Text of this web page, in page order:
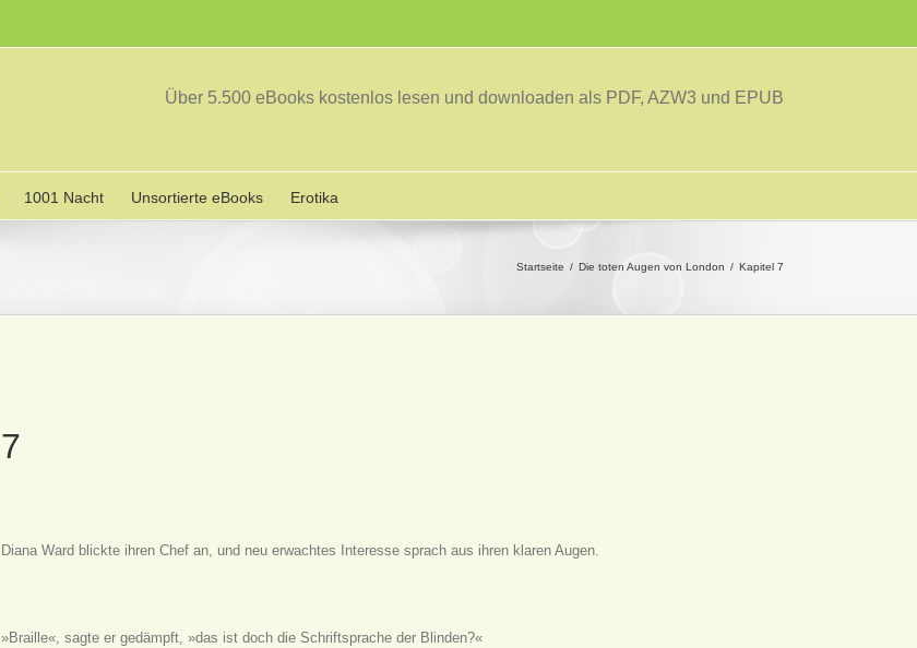
Über 5.500 eBooks kostenlos lesen und downloaden als PDF, AZW3 und EPUB
1001 Nacht Unsortierte eBooks Erotika
Startseite Die toten Augen von London Kapitel 7
7
Diana Ward blickte ihren Chef an, und neu erwachtes Interesse sprach aus ihren klaren Augen.
»Braille«, sagte er gedämpft, »das ist doch die Schriftsprache der Blinden?«